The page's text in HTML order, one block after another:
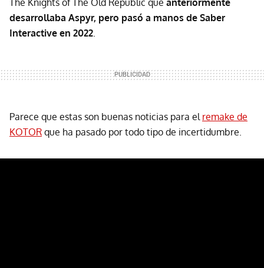
The Knights of The Old Republic que anteriormente
desarrollaba Aspyr, pero pasó a manos de Saber
Interactive en 2022.
Parece que estas son buenas noticias para el remake de
KOTOR que ha pasado por todo tipo de incertidumbre.